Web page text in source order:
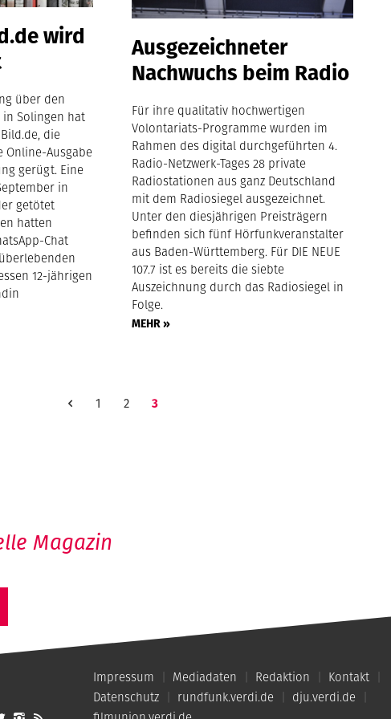
wird
über den
Solingen hat
die
Online-Ausgabe
gerügt. Eine
in
getötet
hatten
Chat
12-jährigen
Ausgezeichneter
Nachwuchs beim Radio
Für ihre qualitativ hochwertigen
Volontariats-Programme wurden im
Rahmen des digital durchgeführten 4.
Radio-Netzwerk-Tages 28 private
Radiostationen aus ganz Deutschland
mit dem Radiosiegel ausgezeichnet.
Unter den diesjährigen Preisträgern
befinden sich fünf Hörfunkveranstalter
aus Baden-Württemberg. Für DIE NEUE
107.7 ist es bereits die siebte
Auszeichnung durch das Radiosiegel in
Folge.
MEHR »
1 2 3
Magazin
Impressum Mediadaten Redaktion
Kontakt
Datenschutz
rundfunk.verdi.de
dju.verdi.de